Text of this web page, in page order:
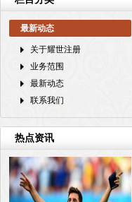
最新动态
关于耀世注册
业务范围
最新动态
联系我们
热点资讯